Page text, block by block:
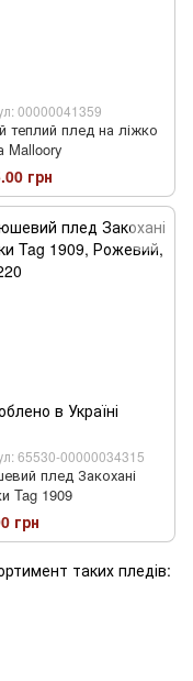
00000041359
теплий плед на ліжко
Malloory
грн
65530-00000034315
плед Закохані
Tag 1909
грн
таких пледів: